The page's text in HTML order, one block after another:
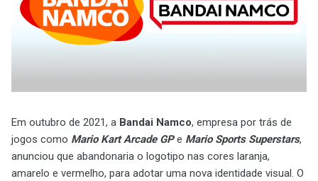
Em outubro de 2021, a Bandai Namco, empresa por trás de
jogos como Mario Kart Arcade GPe Mario Sports Superstars,
anunciou que abandonaria o logotipo nas cores laranja,
amarelo e vermelho, para adotar uma nova identidade visual. O